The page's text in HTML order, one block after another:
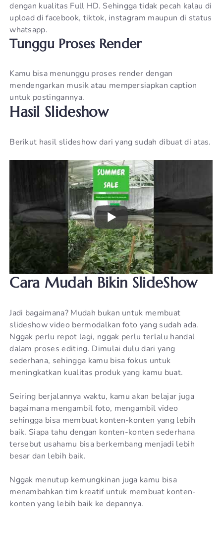
dengan kualitas Full HD. Sehingga tidak pecah kalau di
upload di facebook, tiktok, instagram maupun di status
whatsapp.
Tunggu Proses Render
Kamu bisa menunggu proses render dengan
mendengarkan musik atau mempersiapkan caption
untuk postingannya.
Hasil Slideshow
Berikut hasil slideshow dari yang sudah dibuat di atas.
Cara Mudah Bikin SlideShow
Jadi bagaimana? Mudah bukan untuk membuat
slideshow video bermodalkan foto yang sudah ada.
Nggak perlu repot lagi, nggak perlu terlalu handal
dalam proses editing. Dimulai dulu dari yang
sederhana, sehingga kamu bisa fokus untuk
meningkatkan kualitas produk yang kamu buat.
Seiring berjalannya waktu, kamu akan belajar juga
bagaimana mengambil foto, mengambil video
sehingga bisa membuat konten-konten yang lebih
baik. Siapa tahu dengan konten-konten sederhana
tersebut usahamu bisa berkembang menjadi lebih
besar dan lebih baik.
Nggak menutup kemungkinan juga kamu bisa
menambahkan tim kreatif untuk membuat konten-
konten yang lebih baik ke depannya.